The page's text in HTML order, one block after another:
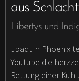
aus
Libertys und
Joaquin Phoenix
Youtube die
Rettung einer Kuh